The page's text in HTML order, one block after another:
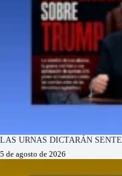
LAS URNAS DICTARÁN
5 de agosto de 2026